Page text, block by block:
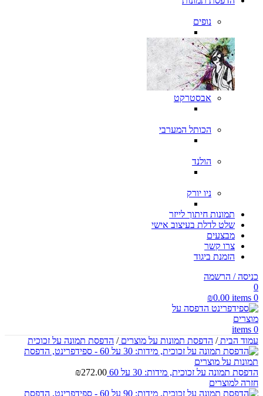
נופים
אבסטרקט
הכותל המערבי
הולנד
ניו יורק
תמונות חיתוך לייזר
שלט לדלת בעיצוב אישי
מבצעים
צרו קשר
הזמנת ביגוד
כניסה / הרשמה
0
0
items
₪0.00
0
items
עמוד הבית/ הדפסת תמונות על מוצרים/ הדפסת תמונה על זכוכית
הדפסת תמונה על זכוכית, מידות: 30 על 60
₪272.00
חזרה למוצרים